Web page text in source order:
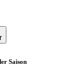
Saison